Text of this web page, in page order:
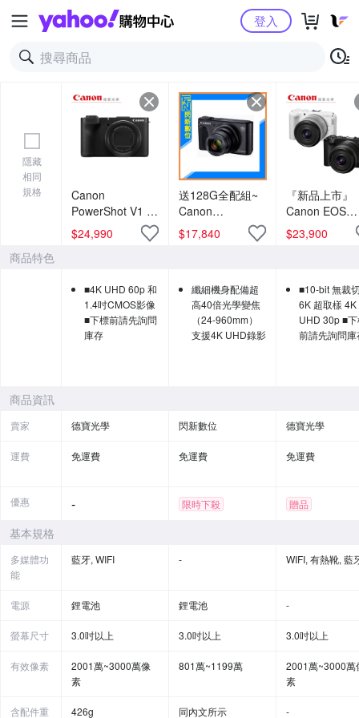
Yahoo購物中心登入
隱藏
相同
規格
Canon
PowerShot V1 影
音相機 台灣佳能
公司貨
$24,990
送128G全配組~
Canon
PowerShot
SX740 HS 40倍
貨)
$17,840
『新品上市』
Canon EOS
R50V RF-S
30mm
VLOG
$23,900
商品特色
■4K UHD 60p 和
1.4吋CMOS影像
■下標前請先詢問
庫存
纖細機身配備超
高40倍光學變焦
（24-960mm）
支援4K UHD錄影
■10-bit 無裁
6K 超取樣 4K
UHD 30p ■
前請先詢問庫
商品資訊
賣家 德寶光學 閃新數位 德寶光學
運費 免運費 免運費 免運費
優惠 - 限時下殺 贈品
基本規格
多媒體功
能
藍牙, WIFI - WIFI, 有熱靴, 藍
電源 鋰電池 鋰電池 -
螢幕尺寸 3.0吋以上 3.0吋以上 3.0吋以上
有效像素
2001萬~3000萬像
素
801萬~1199萬
2001萬~3000萬
素
含配件重 426g 同內文所示 -